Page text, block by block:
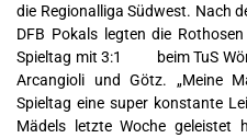
die Regionalliga Südwest. Nach
DFB Pokals legten die
Spieltag mit 3:1 beim TuS
Arcangioli und Götz. „Meine
Spieltag eine super konstante
Mädels letzte Woche geleistet